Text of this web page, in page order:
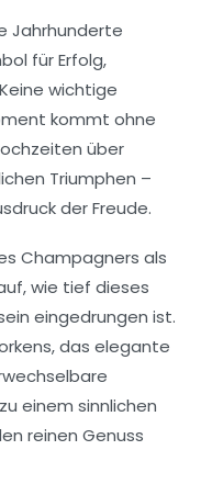
Jahrhunderte
fürErfolg,
wichtige
kommt ohne
über
Triumphen –
der Freude.
Champagners als
wie tief dieses
eingedrungen ist.
, das elegante
einem sinnlichen
reinen Genuss